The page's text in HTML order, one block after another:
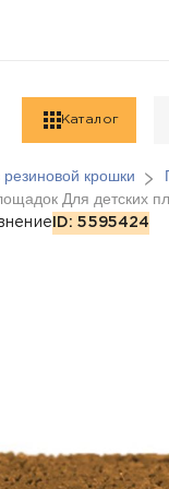
Каталог
крошки
Для детских
дляID: 5595424